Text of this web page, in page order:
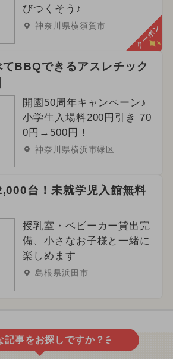
びつくそう♪
神奈川県横須賀市 クーポン
BBQできるアスレチック
開園50周年キャンペーン♪
小学生入場料200円引き 70
0円→500円！
神奈川県横浜市緑区
台！未就学児入館無料
授乳室・ベビーカー貸出完
備、小さなお子様と一緒に
楽しめます
島根県浜田市
記事をお探しですか？